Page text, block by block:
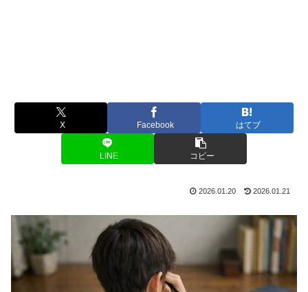
X Facebook はてブ
LINE コピー
2026.01.20 2026.01.21